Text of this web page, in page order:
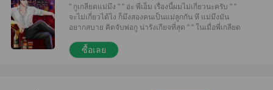
" กูเกลียดแม่มึง " " อ่ะ พี่เอ็ม เรื่องนี้ผมไม่เกี่ยวนะครับ " "
จะไม่เกี่ยวได้ไง ก็มึงสองคนเป็นแม่ลูกกัน หึ แม่มึงมัน
อยากสบาย คิดจับพ่อกู น่ารังเกียจที่สุด " " ในเมื่อพี่เกลียด
สิครับ " ร่างเล็กที่ถูกกดจนจมเตียงถามขึ้นมาด้วยความ
ไม่เข้าใจ " หึ เพราะความสะใจ และมึงจำเอาไว้นับจาก
ซื้อเลย